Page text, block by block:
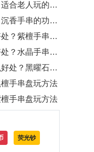
老人玩的手串
效与作用是什么？
功效与作用是什么？
串的功效与作用？
的功效与作用是什么？
手串盘玩方法
手串盘玩方法
荧光钞